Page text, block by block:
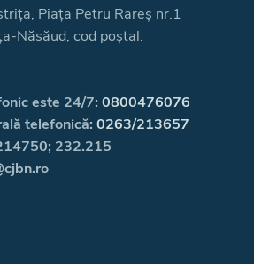
Piața Petru Rareș nr.1
Năsăud, cod poștal:
este 24/7: 0800476076
telefonică: 0263/213657
232.215